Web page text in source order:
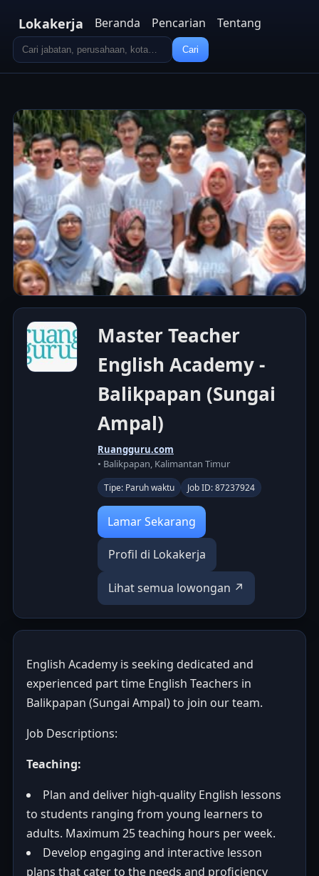
Lokakerja Beranda Pencarian Tentang
Cari
Master Teacher
English Academy -
Balikpapan (Sungai
Ampal)
Ruangguru.com
• Balikpapan, Kalimantan Timur
Tipe: Paruh waktu Job ID: 87237924
Lamar Sekarang
Profil di Lokakerja
Lihat semua lowongan ↗
English Academy is seeking dedicated and
experienced part time English Teachers in
Balikpapan (Sungai Ampal) to join our team.
Job Descriptions:
Teaching:
Plan and deliver high-quality English lessons
to students ranging from young learners to
adults. Maximum 25 teaching hours per week.
Develop engaging and interactive lesson
plans that cater to the needs and proficiency